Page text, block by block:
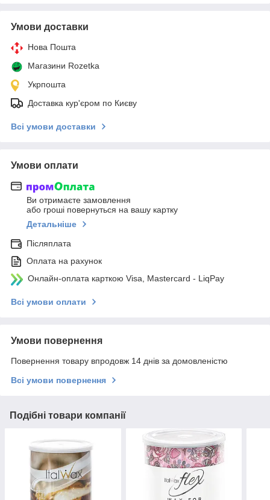
Умови доставки
Нова Пошта
Магазини Rozetka
Укрпошта
Доставка кур'єром по Києву
Всі умови доставки
Умови оплати
Ви отримаєте замовлення
або гроші повернуться на вашу картку
Детальніше
Післяплата
Оплата на рахунок
Онлайн-оплата карткою Visa, Mastercard - LiqPay
Всі умови оплати
Умови повернення
Повернення товару впродовж 14 днів за домовленістю
Всі умови повернення
Подібні товари компанії